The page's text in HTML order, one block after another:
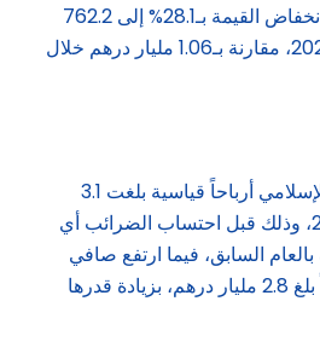
وخفض البنك مخصصات انخفاض القيمة بـ28.1% إلى 762.2
مليون درهم خلال عام 2024، مقارنة بـ1.06 مليار درهم خلال
وحقق مصرف الإمارات الإسلامي أرباحاً قياسية بلغت 3.1
مليارات درهم خلال 2024، وذلك قبل احتساب الضرائب أي
مقارنة بالعام السابق، فيما ارتفع صافي
الربح ليسجل رقماً قياسياً بلغ 2.8 مليار درهم، بزيادة قدرها